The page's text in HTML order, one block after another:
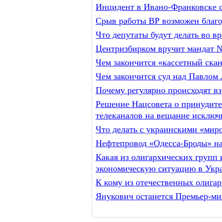
Инцидент в Ивано-Франковске
Срыв работы ВР возможен
Что депутаты будут делать во
Центризбирком вручит мандат
Чем закончится «кассетный
Чем закончится суд над Павлом
Почему регулярно происходят
Решение Нацсовета о
телеканалов на вещание
Что делать с украинскими
Нефтепровод «Одесса-Броды»
Какая из олигархических
экономическую ситуацию в
К кому из отечественных
Янукович останется Премьер-